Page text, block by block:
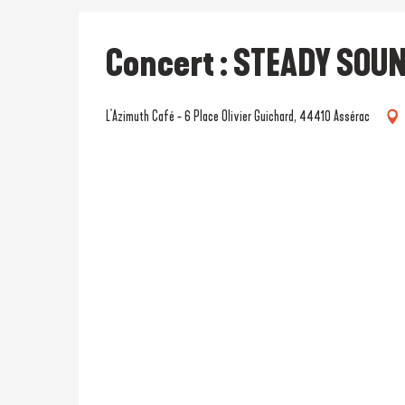
Concert : STEADY
L'Azimuth Café - 6 Place Olivier Guichard, 44410 Assérac